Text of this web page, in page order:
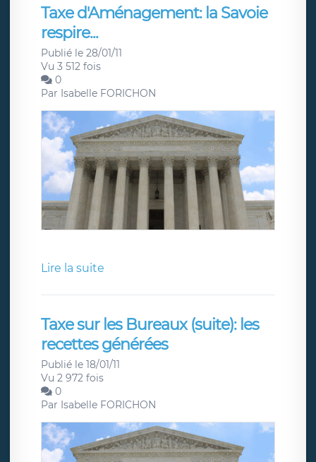
Taxe d'Aménagement: la Savoie
respire...
Publié le 28/01/11
Vu 3 512 fois
0
Par Isabelle FORICHON
Lire la suite
Taxe sur les Bureaux (suite): les
recettes générées
Publié le 18/01/11
Vu 2 972 fois
0
Par Isabelle FORICHON